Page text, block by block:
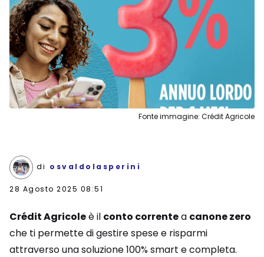
Fonte immagine: Crédit Agricole
di osvaldolasperini
28 Agosto 2025 08:51
Crédit Agricoleè il conto correntea canone zero
che ti permette di gestire spese e risparmi
attraverso una soluzione 100% smart e completa.